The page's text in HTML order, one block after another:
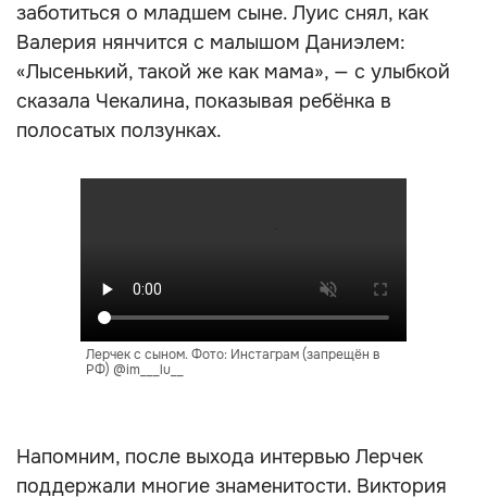
заботиться о младшем сыне. Луис снял, как
Валерия нянчится с малышом Даниэлем:
«Лысенький, такой же как мама», — с улыбкой
сказала Чекалина, показывая ребёнка в
полосатых ползунках.
Лерчек с сыном. Фото: Инстаграм (запрещён в
РФ) @im___lu__
Напомним, после выхода интервью Лерчек
поддержали многие знаменитости. Виктория